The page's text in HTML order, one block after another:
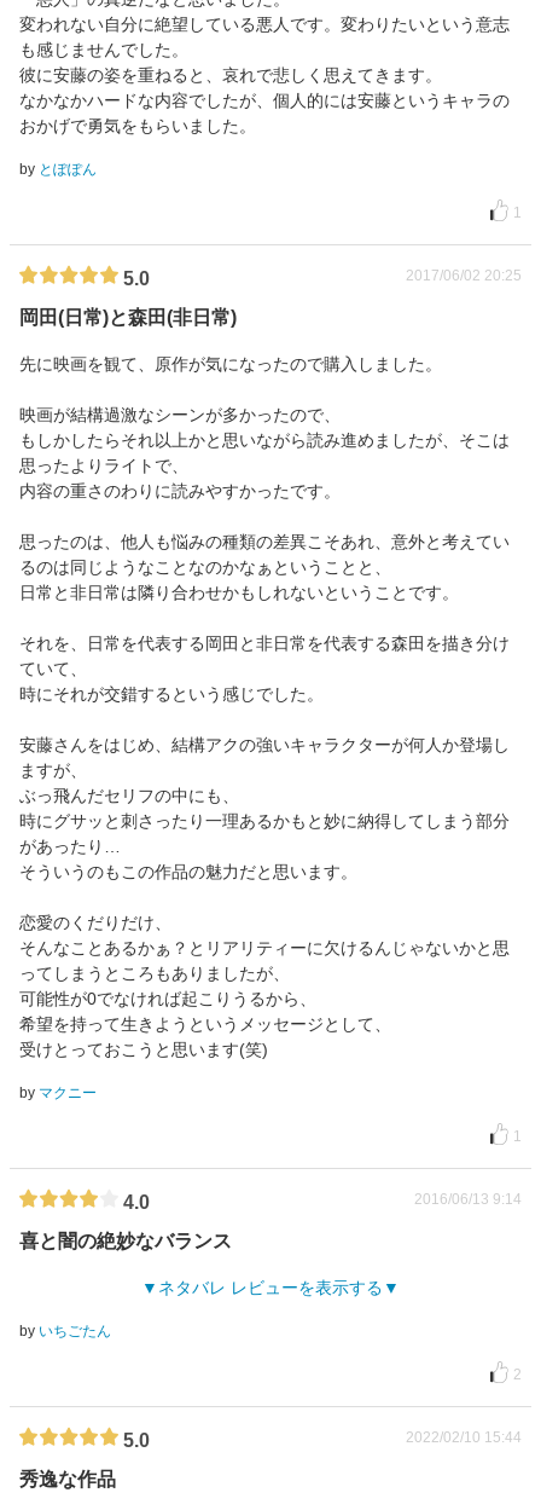
変われない自分に絶望している悪人です。変わりたいという意志
も感じませんでした。
彼に安藤の姿を重ねると、哀れで悲しく思えてきます。
なかなかハードな内容でしたが、個人的には安藤というキャラの
おかげで勇気をもらいました。
by とぽぽん
1
5.0 2017/06/02 20:25
岡田(日常)と森田(非日常)
先に映画を観て、原作が気になったので購入しました。
映画が結構過激なシーンが多かったので、
もしかしたらそれ以上かと思いながら読み進めましたが、そこは
思ったよりライトで、
内容の重さのわりに読みやすかったです。
思ったのは、他人も悩みの種類の差異こそあれ、意外と考えてい
るのは同じようなことなのかなぁということと、
日常と非日常は隣り合わせかもしれないということです。
それを、日常を代表する岡田と非日常を代表する森田を描き分け
ていて、
時にそれが交錯するという感じでした。
安藤さんをはじめ、結構アクの強いキャラクターが何人か登場し
ますが、
ぶっ飛んだセリフの中にも、
時にグサッと刺さったり一理あるかもと妙に納得してしまう部分
があったり…
そういうのもこの作品の魅力だと思います。
恋愛のくだりだけ、
そんなことあるかぁ？とリアリティーに欠けるんじゃないかと思
ってしまうところもありましたが、
可能性が0でなければ起こりうるから、
希望を持って生きようというメッセージとして、
受けとっておこうと思います(笑)
by マクニー
1
4.0 2016/06/13 9:14
喜と闇の絶妙なバランス
ネタバレ レビューを表示する
by いちごたん
2
5.0 2022/02/10 15:44
秀逸な作品